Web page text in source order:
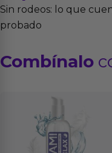
Sin rodeos: lo que
probado
Combínalo